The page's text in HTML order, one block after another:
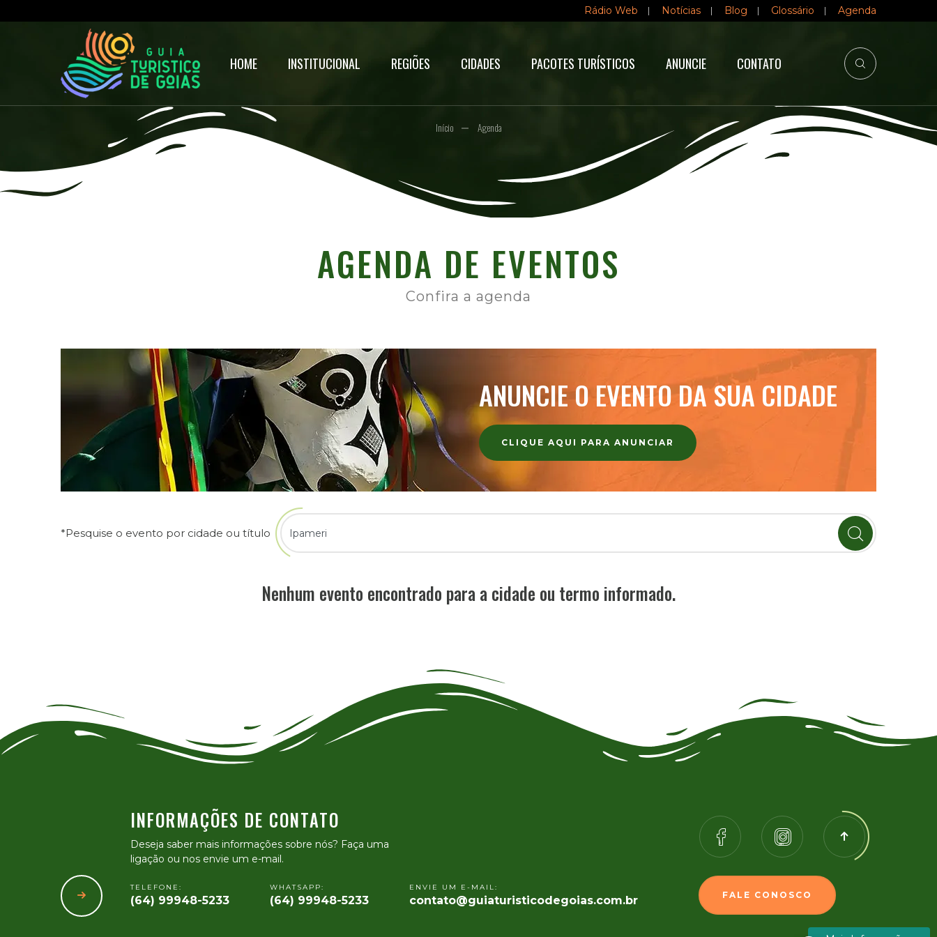
Rádio Web Notícias Blog Glossário Agenda
HOME INSTITUCIONAL REGIÕES CIDADES PACOTES TURÍSTICOS ANUNCIE CONTATO
Início Agenda
AGENDA DE EVENTOS
Confira a agenda
ANUNCIE O EVENTO DA SUA CIDADE
CLIQUE AQUI PARA ANUNCIAR
*Pesquise o evento por cidade ou título
Nenhum evento encontrado para a cidade ou termo informado.
INFORMAÇÕES DE CONTATO
Deseja saber mais informações sobre nós? Faça uma
ligação ou nos envie um e-mail.
TELEFONE:
(64) 99948-5233
WHATSAPP:
(64) 99948-5233
ENVIE UM E-MAIL:
contato@guiaturisticodegoias.com.br FALE CONOSCO